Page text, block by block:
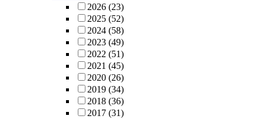
2026 (23)
2025 (52)
2024 (58)
2023 (49)
2022 (51)
2021 (45)
2020 (26)
2019 (34)
2018 (36)
2017 (31)